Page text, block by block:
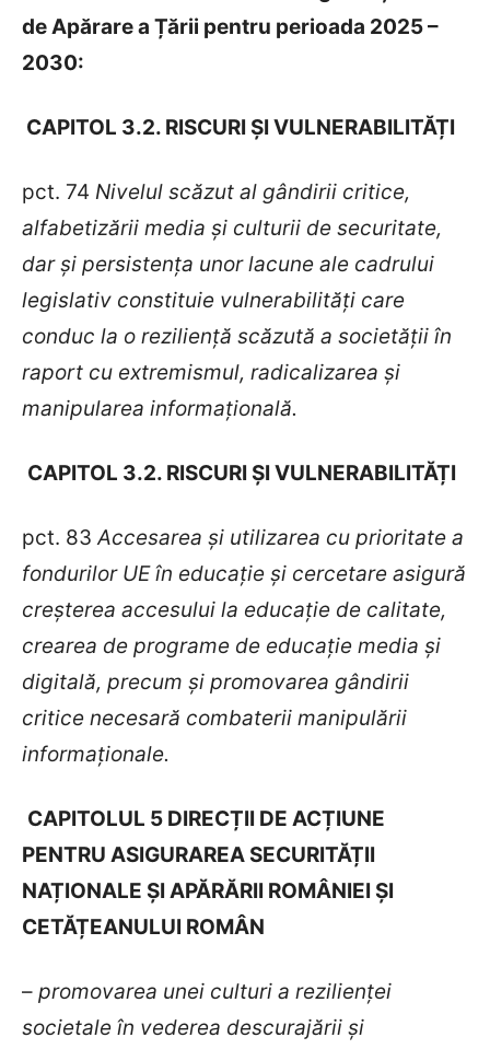
de Apărare a Țării pentru perioada 2025 –
2030:
CAPITOL 3.2. RISCURI ȘI VULNERABILITĂȚI
pct. 74 Nivelul scăzut al gândirii critice,
alfabetizării media și culturii de securitate,
dar și persistența unor lacune ale cadrului
legislativ constituie vulnerabilități care
conduc la o reziliență scăzută a societății în
raport cu extremismul, radicalizarea și
manipularea informațională.
CAPITOL 3.2. RISCURI ȘI VULNERABILITĂȚI
pct. 83Accesarea și utilizarea cu prioritate a
fondurilor UE în educație și cercetare asigură
creșterea accesului la educație de calitate,
crearea de programe de educație media și
digitală, precum și promovarea gândirii
critice necesară combaterii manipulării
informaționale.
CAPITOLUL 5 DIRECȚII DE ACȚIUNE
PENTRU ASIGURAREA SECURITĂȚII
NAȚIONALE ȘI APĂRĂRII ROMÂNIEI ȘI
CETĂȚEANULUI ROMÂN
– promovarea unei culturi a rezilienței
societale în vederea descurajării și